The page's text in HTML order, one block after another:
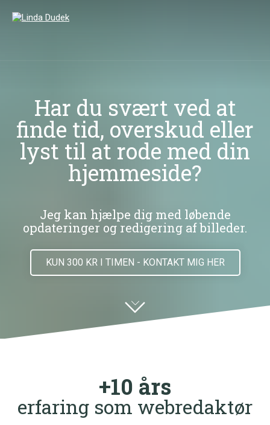
Har du svært ved at
finde tid, overskud eller
lyst til at rode med din
hjemmeside?
Jeg kan hjælpe dig med løbende
opdateringer og redigering af billeder.
KUN 300 KR I TIMEN - KONTAKT MIG HER
+10 års
erfaring som webredaktør